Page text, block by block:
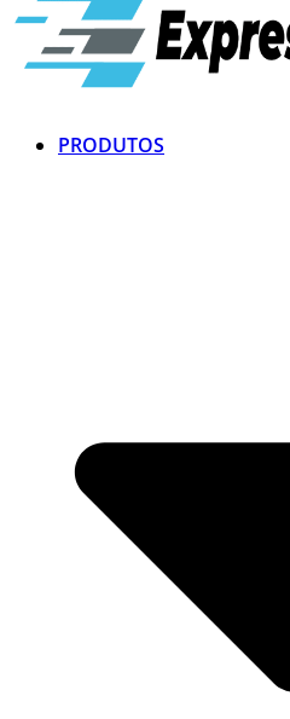
PRODUTOS